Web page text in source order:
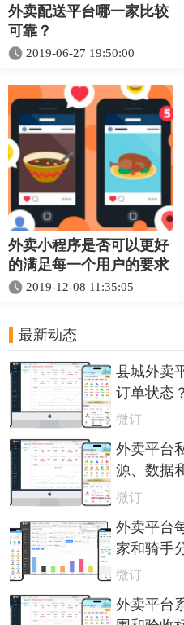
外卖配送平台哪一家比较
可靠？
2019-06-27 19:50:00
外卖小程序是否可以更好
的满足每一个用户的要求
2019-12-08 11:35:05
最新动态
县城外卖
订单状态？
微订
外卖平台
源、数据
微订
外卖平台
家和骑手
微订
外卖平台